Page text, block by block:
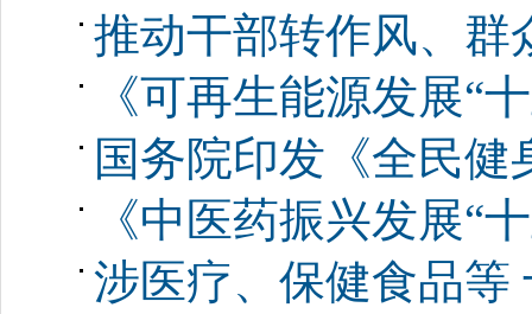
推动干部转作风、群
《可再生能源发展“
国务院印发《全民健
《中医药振兴发展“
涉医疗、保健食品等